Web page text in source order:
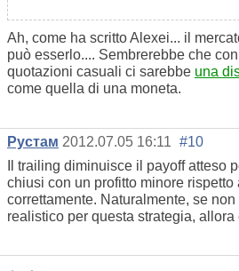
Ah, come ha scritto Alexei... il
può esserlo.... Sembrerebbe che
quotazioni casuali ci sarebbe una
come quella di una moneta.
Рустам 2012.07.05 16:11 #10
Il trailing diminuisce il payoff atteso
chiusi con un profitto minore
correttamente. Naturalmente, se
realistico per questa strategia, allora